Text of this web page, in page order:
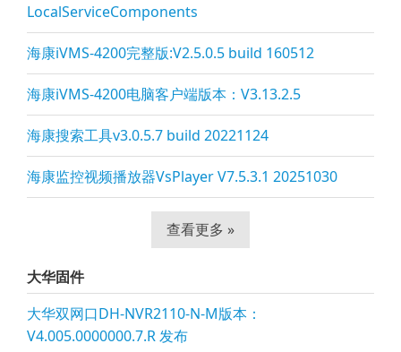
LocalServiceComponents
海康iVMS-4200完整版:V2.5.0.5 build 160512
海康iVMS-4200电脑客户端版本：V3.13.2.5
海康搜索工具v3.0.5.7 build 20221124
海康监控视频播放器VsPlayer V7.5.3.1 20251030
查看更多 »
大华固件
大华双网口DH-NVR2110-N-M版本：
V4.005.0000000.7.R 发布